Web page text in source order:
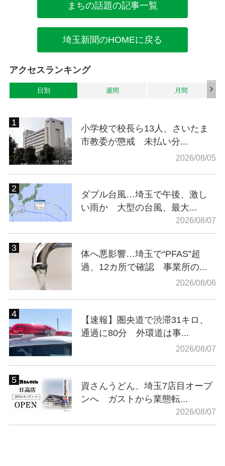
まちの話題の記事一覧
埼玉新聞のHOMEに戻る
アクセスランキング
日別 週間 月間
小学校で校長ら13人、さいたま
市教委が懲戒 未払い分...
2026/08/05
ダブル台風…埼玉で午後、激し
い雨か 大型の台風、最大...
2026/08/07
体へ悪影響…埼玉で“PFAS”超
過、12カ所で確認 事業所の...
2026/08/06
【速報】圏央道で渋滞31キロ、
通過に80分 外環道は事...
2026/08/07
資さんうどん、埼玉7店目オープ
ンへ ガストから業態転...
2026/08/07